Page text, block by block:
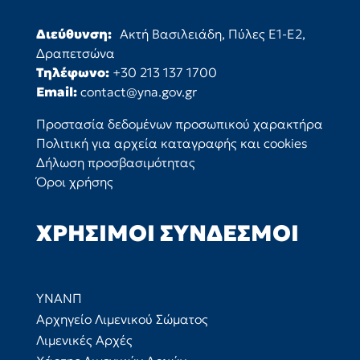
Διεύθυνση: Ακτή Βασιλειάδη, Πύλες Ε1-Ε2,
Δραπετσώνα
Τηλέφωνο: +30 213 137 1700
Email: contact@yna.gov.gr
Προστασία δεδομένων προσωπικού χαρακτήρα
Πολιτική για αρχεία καταγραφής και cookies
Δήλωση προσβασιμότητας
Όροι χρήσης
ΧΡΉΣΙΜΟΙ ΣΎΝΔΕΣΜΟΙ
ΥΝΑΝΠ
Αρχηγείο Λιμενικού Σώματος
Λιμενικές Αρχές